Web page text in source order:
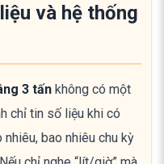
và hệ thống
3 tấn không có một
chỉ tin số liệu khi có
bao nhiêu chu kỳ